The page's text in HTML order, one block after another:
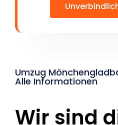
Umzug
Alle Informationen
Wir sind